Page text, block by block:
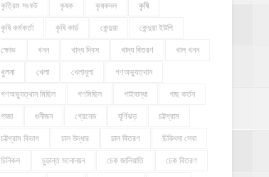
কৃত্রিম সংকট কৃষক কৃষকদল কৃষি
কৃষি কর্মকর্তা কৃষি কার্ড কেন্দুয়া কেন্দুয়া ইউপি
ক্ষোভ খনন খাদ্য দিবস খাদ্য বিতরণ খাল খনন
খুলনা খেলা খেলাধূলা গণঅভ্যুত্থান
গণঅভ্যুত্থান মিছিল গণমিছিল গাইবান্ধা গাছ কর্তন
গাজা গুনীজন গ্রেনেড ঘূর্ণিঝড় চট্টগ্রাম
চট্টগ্রাম বিভাগ চাল উদ্ধার চাল বিতরণ চিকিৎসা সেবা
চিনিকল চুড়ান্ত মনোনয়ন চেক জালিয়াতি চেক বিতরণ